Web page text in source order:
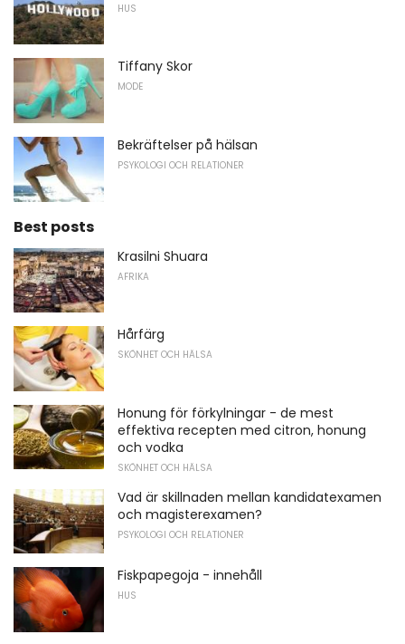
HUS
Tiffany Skor
MODE
Bekräftelser på hälsan
PSYKOLOGI OCH RELATIONER
Best posts
Krasilni Shuara
AFRIKA
Hårfärg
SKÖNHET OCH HÄLSA
Honung för förkylningar - de mest
effektiva recepten med citron, honung
och vodka
SKÖNHET OCH HÄLSA
Vad är skillnaden mellan kandidatexamen
och magisterexamen?
PSYKOLOGI OCH RELATIONER
Fiskpapegoja - innehåll
HUS